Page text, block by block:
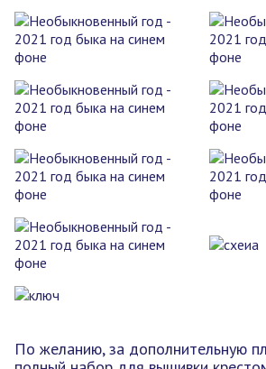
По желанию, за дополнительную